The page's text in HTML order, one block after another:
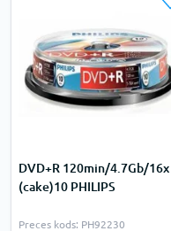
DVD+R 120min/4.7Gb/16x
(cake)10 PHILIPS
Preces kods: PH92230